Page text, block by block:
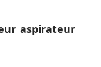
aspirateur